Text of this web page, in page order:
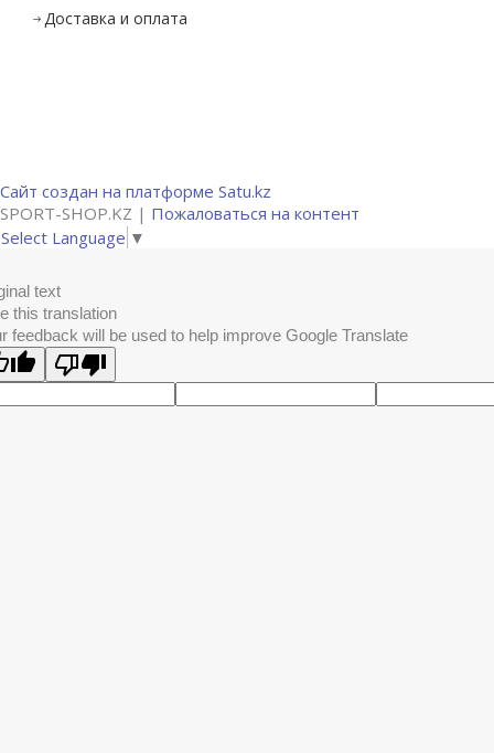
Доставка и оплата
Сайт создан на платформе Satu.kz
SPORT-SHOP.KZ | Пожаловаться на контент
Select Language ▼
text
this translation
feedback will be used to help improve Google Translate